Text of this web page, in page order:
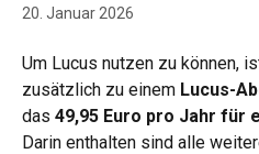
20. Januar 2026
Um Lucus nutzen zu können,
zusätzlich zu einem Lucus-
das 49,95 Euro pro Jahr für
Darin enthalten sind alle